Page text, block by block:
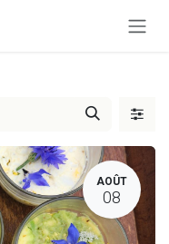
AOÛT
08